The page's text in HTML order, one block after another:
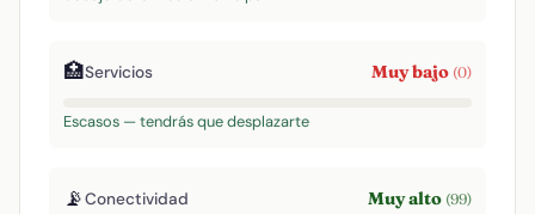
🏥Servicios Muy bajo (0)
Escasos — tendrás que desplazarte
📡Conectividad Muy alto (99)